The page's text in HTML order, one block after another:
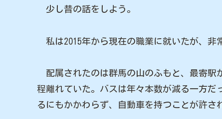
少し昔の話をしよう。
私は2015年から現在の職業に就いたが、非
配属されたのは群馬の山のふもと、最寄駅
程離れていた。バスは年々本数が減る一方
るにもかかわらず、自動車を持つことが許さ